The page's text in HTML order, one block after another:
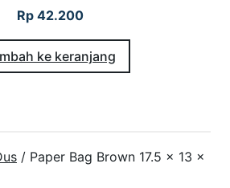
Rp42.200
ke keranjang
/ Paper Bag Brown 17.5 x 13 x